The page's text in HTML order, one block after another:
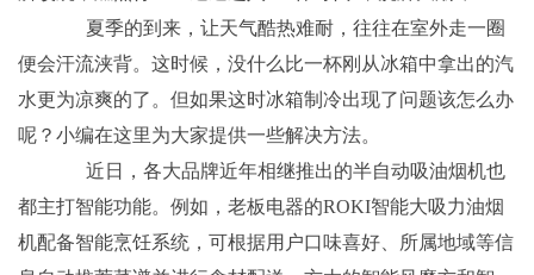
夏季的到来，让天气酷热难耐，往往在室外走一圈
便会汗流浃背。这时候，没什么比一杯刚从冰箱中拿出的汽
水更为凉爽的了。但如果这时冰箱制冷出现了问题该怎么办
呢？小编在这里为大家提供一些解决方法。
近日，各大品牌近年相继推出的半自动吸油烟机也
都主打智能功能。例如，老板电器的ROKI智能大吸力油烟
机配备智能烹饪系统，可根据用户口味喜好、所属地域等信